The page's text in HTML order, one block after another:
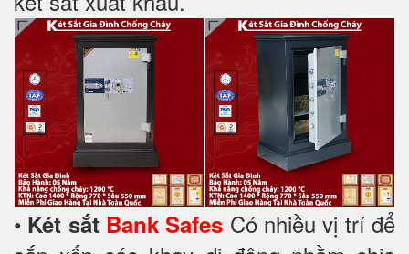
• Két sắt Bank Safes Có nhiều vị trí để